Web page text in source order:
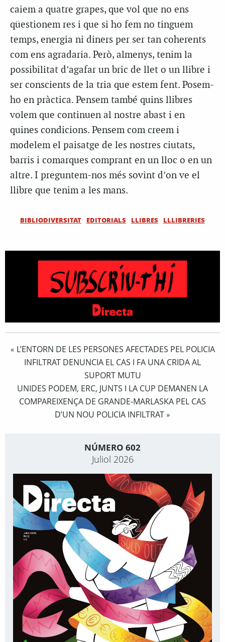
caiem a quatre grapes, que vol que no ens
qüestionem res i que si ho fem no tinguem
temps, energia ni diners per ser tan coherents
com ens agradaria. Però, almenys, tenim la
possibilitat d’agafar un bric de llet o un llibre i
ser conscients de la tria que estem fent. Posem-
ho en pràctica. Pensem també quins llibres
volem que continuen al nostre abast i en
quines condicions. Pensem com creem i
modelem el paisatge de les nostres ciutats,
barris i comarques comprant en un lloc o en un
altre. I preguntem-nos més sovint d’on ve el
llibre que tenim a les mans.
BIBLIODIVERSITAT EDITORIALS LLIBRES LLLIBRERIES
« L’ENTORN DE LES PERSONES AFECTADES PEL POLICIA
INFILTRAT DENUNCIA EL CAS I FA UNA CRIDA AL
SUPORT MUTU
UNIDES PODEM, ERC, JUNTS I LA CUP DEMANEN LA
COMPAREIXENÇA DE GRANDE-MARLASKA PEL CAS
D’UN NOU POLICIA INFILTRAT »
NÚMERO 602
Juliol 2026